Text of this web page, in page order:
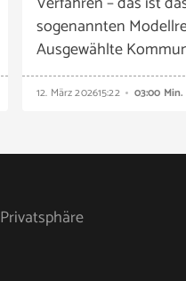
sogenannten
Ausgewählte
12. März 202615:22 03:00 Min.
Privatsphäre